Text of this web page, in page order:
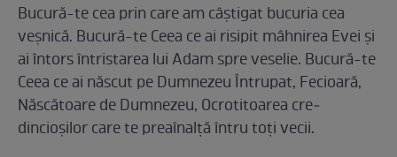
Bucură-te cea prin care am câştigat bucuria cea
veşnică. Bucură-te Ceea ce ai risipit mâhnirea Evei şi
ai întors întristarea lui Adam spre veselie. Bucură-te
Ceea ce ai născut pe Dumnezeu Întrupat, Fecioară,
Născătoare de Dumnezeu, Ocrotitoarea cre­
dincioşilor care te preaînalţă întru toţi vecii.